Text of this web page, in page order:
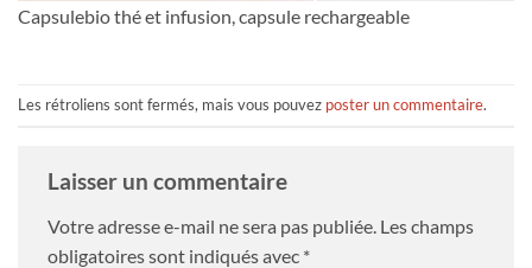
Capsulebio thé et infusion, capsule rechargeable
Les rétroliens sont fermés, mais vous pouvez poster un commentaire.
Laisser un commentaire
Votre adresse e-mail ne sera pas publiée. Les champs
obligatoires sont indiqués avec *